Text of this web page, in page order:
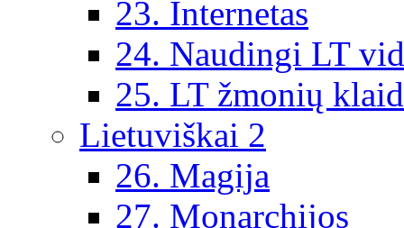
23. Internetas
24. Naudingi LT
25. LT žmonių
Lietuviškai 2
26. Magija
27. Monarchijos